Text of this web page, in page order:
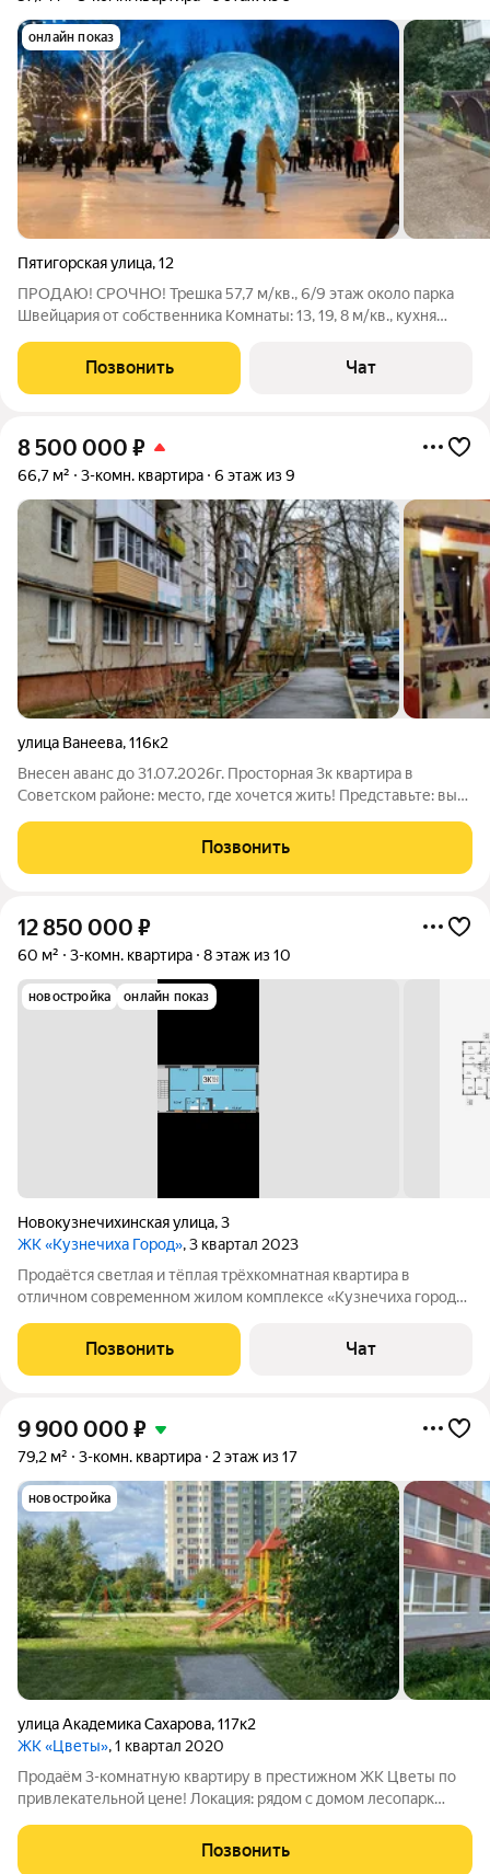
онлайн показ
Пятигорская улица,12
ПРОДАЮ! СРОЧНО! Трешка 57,7 м/кв., 6/9 этаж около парка
Швейцария от собственника Комнаты: 13, 19, 8 м/кв., кухня
квартиры, с возможностью организовать доп место для
хранения. Требует ремонта.
Позвонить Чат
8 500 000 ₽
66,7 м² 3-комн. квартира 6 этаж из 9
улица Ванеева,116к2
Внесен аванс до 31.07.2026г. Просторная 3к квартира в
Советском районе: место, где хочется жить! Представьте: вы
мелочей. Где? Советский район, рядом улицы Ванеева,
Рокоссовского,
Позвонить
12 850 000 ₽
60 м² 3-комн. квартира 8 этаж из 10
новостройка онлайн показ
Новокузнечихинская улица,3
ЖК «Кузнечиха Город», 3 квартал 2023
Продаётся светлая и тёплая трёхкомнатная квартира в
отличном современном жилом комплексе «Кузнечиха город»
пространство для семьи, где каждый найдёт свой уголок, а
общая зона будет центром уютных
Позвонить Чат
9 900 000 ₽
79,2 м² 3-комн. квартира 2 этаж из 17
новостройка
улица Академика Сахарова,117к2
ЖК «Цветы», 1 квартал 2020
Продаём 3-комнатную квартиру в престижном ЖК Цветы по
привлекательной цене! Локация: рядом с домом лесопарк
готовая к проживанию. Комплекс с паркингом. В шаговой
доступности вся необходимая
Позвонить